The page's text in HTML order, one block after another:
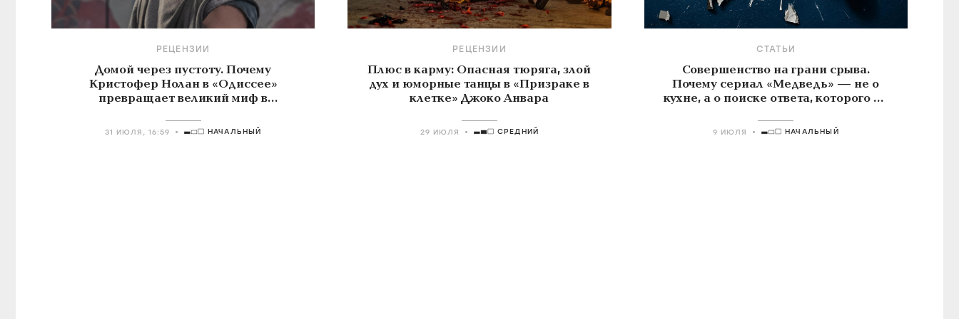
РЕЦЕНЗИИ
Домой через пустоту. Почему
Кристофер Нолан в «Одиссее»
превращает великий миф в
31 ИЮЛЯ, 16:59 НАЧАЛЬНЫЙ
РЕЦЕНЗИИ
Плюс в карму: Опасная тюряга, злой
дух и юморные танцы в «Призраке в
клетке» Джоко Анвара
29 ИЮЛЯ СРЕДНИЙ
СТАТЬИ
Совершенство на грани срыва.
Почему сериал «Медведь» — не о
кухне, а о поиске ответа, которого не
9 ИЮЛЯ НАЧАЛЬНЫЙ